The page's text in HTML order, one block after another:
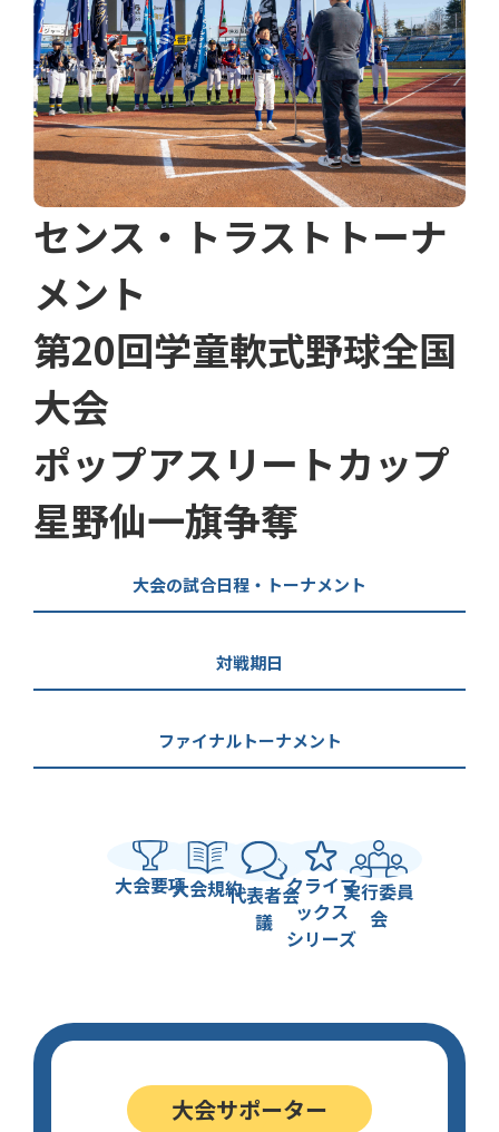
センス・トラストトーナ
メント
第20回学童軟式野球全国
大会
ポップアスリートカップ
星野仙一旗争奪
大会の試合日程・トーナメント
対戦期日
ファイナルトーナメント
大会要項大会規約代表者会
議
クライマ
ックス
シリーズ
実行委員
会
大会サポーター